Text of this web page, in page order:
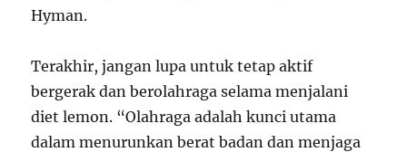
Hyman.
Terakhir, jangan lupa untuk tetap aktif
bergerak dan berolahraga selama menjalani
diet lemon. “Olahraga adalah kunci utama
dalam menurunkan berat badan dan menjaga